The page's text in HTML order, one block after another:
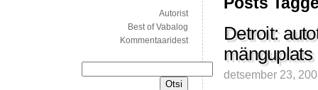
Detroit:
mänguplats
detsember 23,
Autorist
Best of Vabalog
Kommentaaridest